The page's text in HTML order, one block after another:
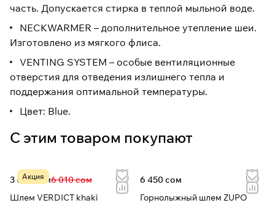
часть. Допускается стирка в теплой мыльной воде.
NECKWARMER – дополнительное утепление шеи.
Изготовлено из мягкого флиса.
VENTING SYSTEM – особые вентиляционные
отверстия для отведения излишнего тепла и
поддержания оптимальной температуры.
Цвет: Blue.
С этим товаром покупают
Акция
3 083 сом6 010 сом
Шлем VERDICT khaki
6 450 сом
Горнолыжный шлем ZUPO